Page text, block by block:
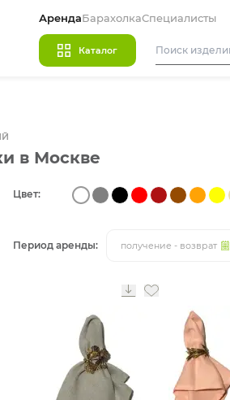
АрендаБарахолкаСпециалисты
Каталог
Кресла
Скамейки
в Москве
Цвет:
Период аренды: получение - возврат